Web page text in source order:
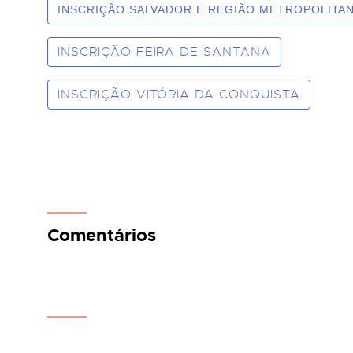
INSCRIÇÃO SALVADOR E REGIÃO
INSCRIÇÃO FEIRA DE SANTANA
INSCRIÇÃO VITÓRIA DA CONQUISTA
Comentários